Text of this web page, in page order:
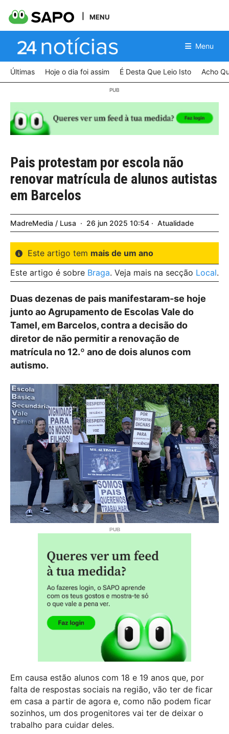
MENU
Menu
Últimas Hoje o dia foi assim É Desta Que Leio Isto Acho
Pais protestam por escola não
renovar matrícula de alunos autistas
em Barcelos
MadreMedia / Lusa 26 jun 2025 10:54 Atualidade
Este artigo tem mais de um ano
Este artigo é sobre Braga. Veja mais na secção Local.
Duas dezenas de pais manifestaram-se hoje
junto ao Agrupamento de Escolas Vale do
Tamel, em Barcelos, contra a decisão do
diretor de não permitir a renovação de
matrícula no 12.º ano de dois alunos com
autismo.
Em causa estão alunos com 18 e 19 anos que, por
falta de respostas sociais na região, vão ter de ficar
em casa a partir de agora e, como não podem ficar
sozinhos, um dos progenitores vai ter de deixar o
trabalho para cuidar deles.